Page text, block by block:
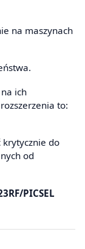
na maszynach
ich
to:
krytycznie do
od
PICSEL